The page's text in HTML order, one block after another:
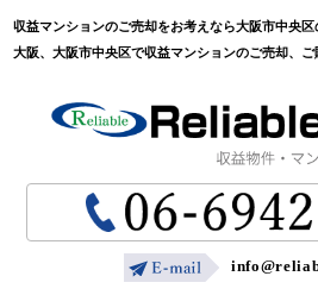
収益マンションのご売却をお考えなら大阪市中央
大阪、大阪市中央区で収益マンションのご売却、ご